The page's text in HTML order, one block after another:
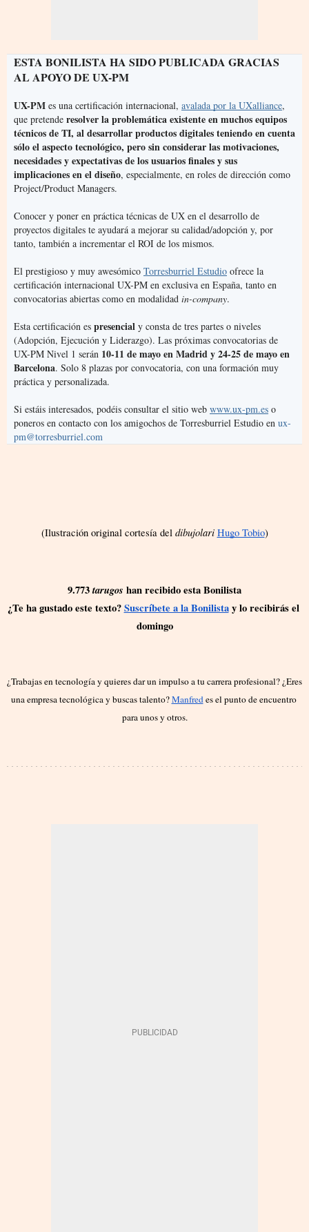
ESTA BONILISTA HA SIDO PUBLICADA GRACIAS
AL APOYO DE UX-PM
UX-PM es una certificación internacional, avalada por la UXalliance,
que pretende resolver la problemática existente en muchos equipos
técnicos de TI, al desarrollar productos digitales teniendo en cuenta
sólo el aspecto tecnológico, pero sin considerar las motivaciones,
necesidades y expectativas de los usuarios finales y sus
implicaciones en el diseño, especialmente, en roles de dirección como
Project/Product Managers.
Conocer y poner en práctica técnicas de UX en el desarrollo de
proyectos digitales te ayudará a mejorar su calidad/adopción y, por
tanto, también a incrementar el ROI de los mismos.
El prestigioso y muy awesómico Torresburriel Estudio ofrece la
certificación internacional UX-PM en exclusiva en España, tanto en
convocatorias abiertas como en modalidad in-company.
Esta certificación es presencial y consta de tres partes o niveles
(Adopción, Ejecución y Liderazgo). Las próximas convocatorias de
UX-PM Nivel 1 serán 10-11 de mayo en Madrid y 24-25 de mayo en
Barcelona. Solo 8 plazas por convocatoria, con una formación muy
práctica y personalizada.
Si estáis interesados, podéis consultar el sitio web www.ux-pm.es o
poneros en contacto con los amigochos de Torresburriel Estudio en ux-
pm@torresburriel.com
(Ilustración original cortesía del dibujolari Hugo Tobio)
9.773 tarugos han recibido esta Bonilista
¿Te ha gustado este texto? Suscríbete a la Bonilista y lo recibirás el
domingo
¿Trabajas en tecnología y quieres dar un impulso a tu carrera profesional? ¿Eres
una empresa tecnológica y buscas talento? Manfred es el punto de encuentro
para unos y otros.